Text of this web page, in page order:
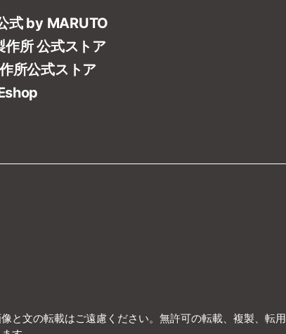
式 by MARUTO
作所 公式ストア
所公式ストア
と文の転載はご遠慮ください。無許可の転載、複製、転用